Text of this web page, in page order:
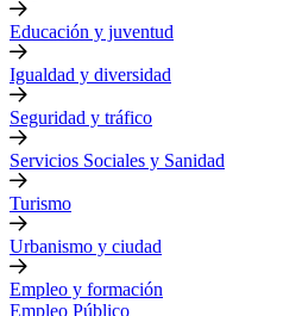
Educación y juventud
Igualdad y diversidad
Seguridad y tráfico
Servicios Sociales y Sanidad
Turismo
Urbanismo y ciudad
Empleo y formación
Empleo Público